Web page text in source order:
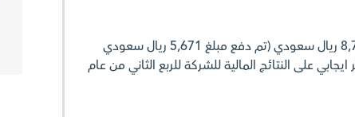
2. نتج عن ذلك وفر قدره 8,766,216 ريال سعودي (تم دفع مبلغ 5,671 ريال سعودي
على النتائج المالية للشركة للربع الثاني من عام